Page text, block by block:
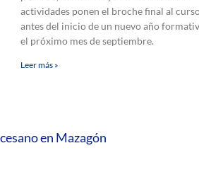
actividades ponen el broche final al
antes del inicio de un nuevo año
el próximo mes de septiembre.
Leer más »
en Mazagón